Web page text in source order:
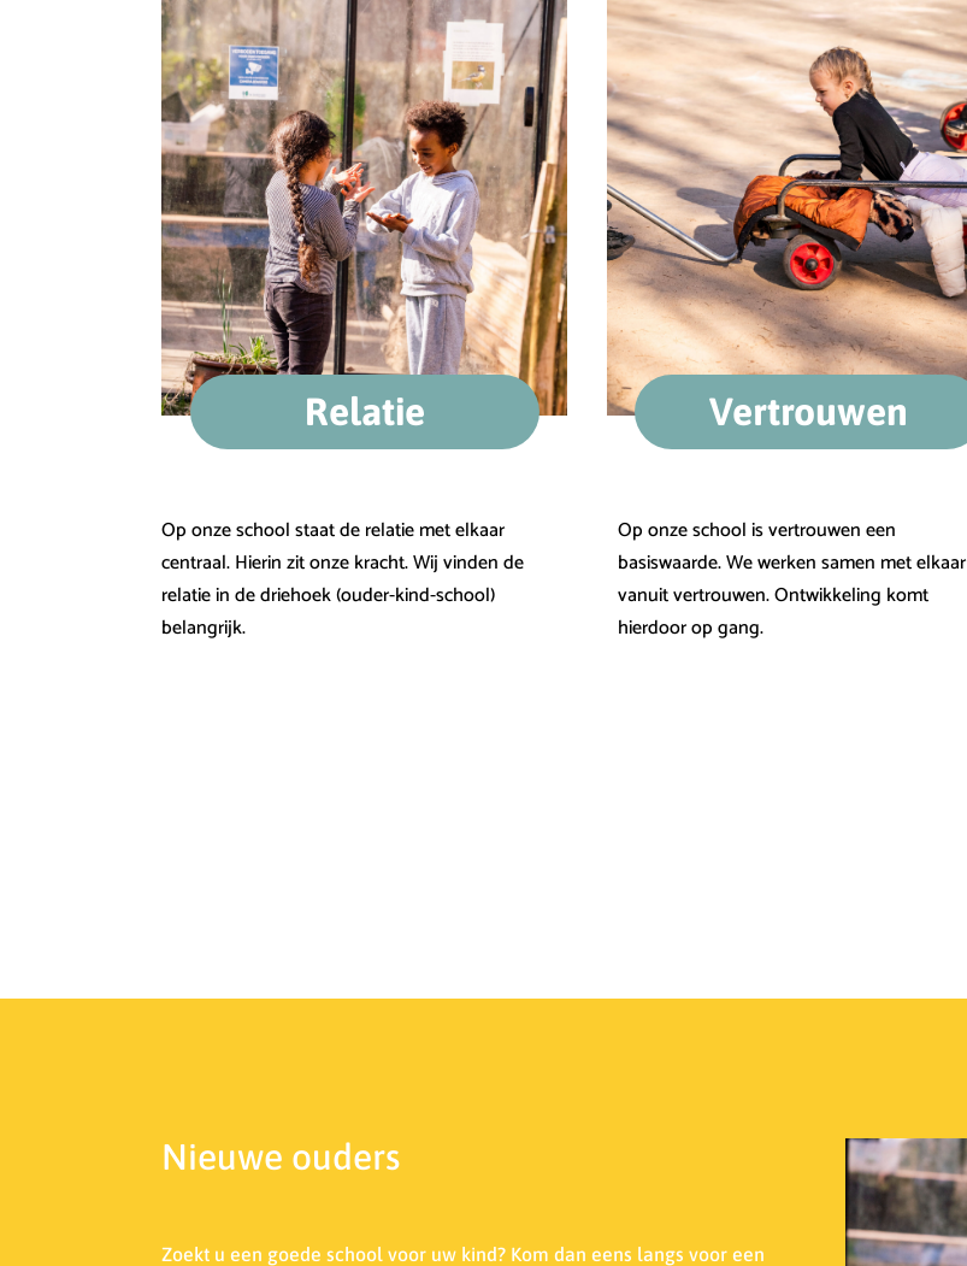
Relatie Vertrouwen
Op onze school staat de relatie met elkaar
centraal. Hierin zit onze kracht. Wij vinden de
relatie in de driehoek (ouder-kind-school)
belangrijk.
Op onze school is vertrouwen een
basiswaarde. We werken samen met elkaar
vanuit vertrouwen. Ontwikkeling komt
hierdoor op gang.
Nieuwe ouders
Zoekt u een goede school voor uw kind? Kom dan eens langs voor een